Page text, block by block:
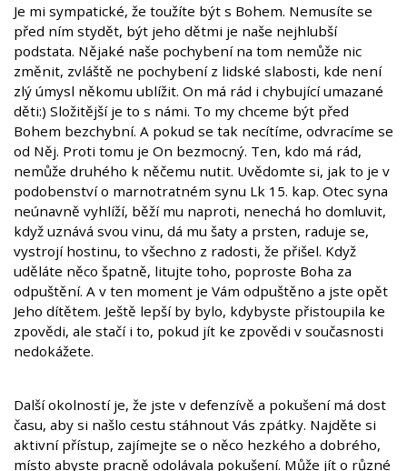
Je mi sympatické, že toužíte být s Bohem. Nemusíte se
před ním stydět, být jeho dětmi je naše nejhlubší
podstata. Nějaké naše pochybení na tom nemůže nic
změnit, zvláště ne pochybení z lidské slabosti, kde není
zlý úmysl někomu ublížit. On má rád i chybující umazané
děti:) Složitější je to s námi. To my chceme být před
Bohem bezchybní. A pokud se tak necítíme, odvracíme se
od Něj. Proti tomu je On bezmocný. Ten, kdo má rád,
nemůže druhého k něčemu nutit. Uvědomte si, jak to je v
podobenství o marnotratném synu Lk 15. kap. Otec syna
neúnavně vyhlíží, běží mu naproti, nenechá ho domluvit,
když uznává svou vinu, dá mu šaty a prsten, raduje se,
vystrojí hostinu, to všechno z radosti, že přišel. Když
uděláte něco špatně, litujte toho, poproste Boha za
odpuštění. A v ten moment je Vám odpuštěno a jste opět
Jeho dítětem. Ještě lepší by bylo, kdybyste přistoupila ke
zpovědi, ale stačí i to, pokud jít ke zpovědi v současnosti
nedokážete.
Další okolností je, že jste v defenzívě a pokušení má dost
času, aby si našlo cestu stáhnout Vás zpátky. Najděte si
aktivní přístup, zajímejte se o něco hezkého a dobrého,
místo abyste pracně odolávala pokušení. Může jít o různé